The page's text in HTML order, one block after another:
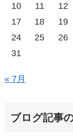
10
11 12
17
18 19
24
25 26
31
« 7月
ブログ記事